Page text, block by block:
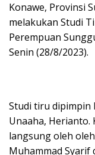
Konawe, Provinsi
melakukan Studi
Perempuan
Senin (28/8/2023).
Studi tiru dipimpin
Unaaha, Herianto.
langsung oleh
Muhammad Syarif